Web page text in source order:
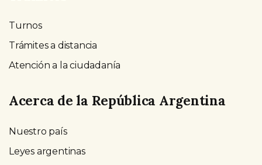
Turnos
Trámites a distancia
Atención a la ciudadanía
Acerca de la República Argentina
Nuestro país
Leyes argentinas